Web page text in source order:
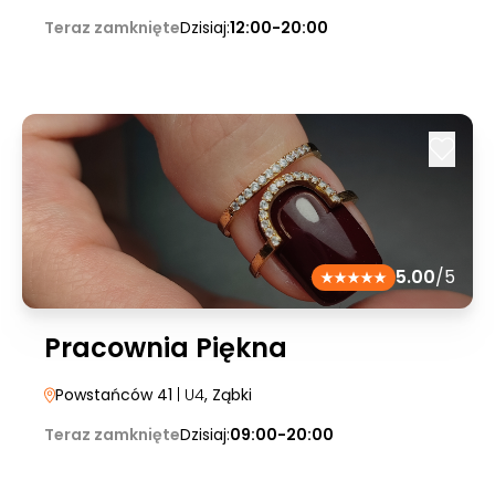
Teraz zamknięteDzisiaj:12:00-20:00
5.00/5
Pracownia Piękna
Powstańców 41 | U4, Ząbki
Teraz zamknięteDzisiaj:09:00-20:00